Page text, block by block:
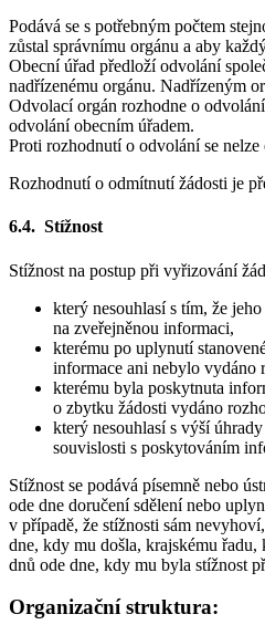
Podává se s potřebným počtem
zůstal správnímu orgánu a aby
Obecní úřad předloží odvolání
nadřízenému orgánu. Nadřízeným
Odvolací orgán rozhodne o
odvolání obecním úřadem.
Proti rozhodnutí o odvolání se nelze
Rozhodnutí o odmítnutí žádosti je
6.4. Stížnost
Stížnost na postup při vyřizování
který nesouhlasí s tím, že
na zveřejněnou informaci,
kterému po uplynutí
informace ani nebylo vydáno
kterému byla poskytnuta
o zbytku žádosti vydáno
který nesouhlasí s výší
souvislosti s poskytováním
Stížnost se podává písemně nebo
ode dne doručení sdělení nebo
v případě, že stížnosti sám
dne, kdy mu došla, krajskému
dnů ode dne, kdy mu byla stížnost
Organizační struktura: